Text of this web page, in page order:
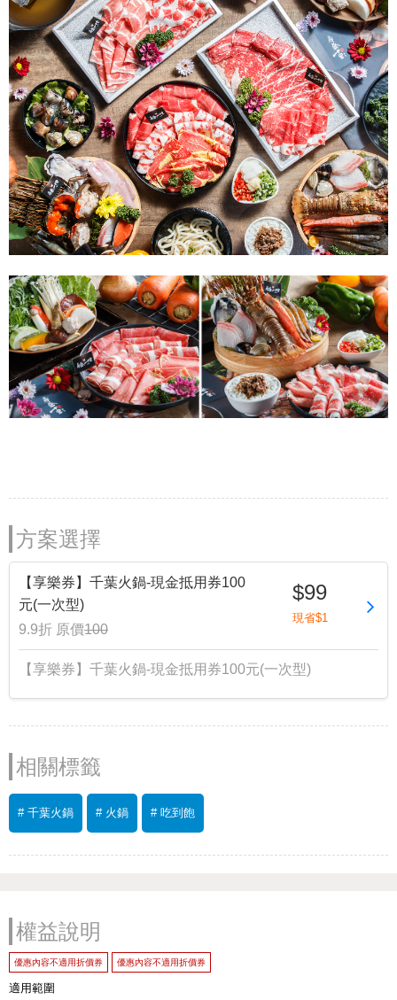
方案選擇
【享樂券】千葉火鍋-現金抵用券100
元(一次型)
9.9折 原價100
$99
現省$1
【享樂券】千葉火鍋-現金抵用券100元(一次型)
相關標籤
# 千葉火鍋 # 火鍋 # 吃到飽
權益說明
優惠內容不適用折價券 優惠內容不適用折價券
適用範圍